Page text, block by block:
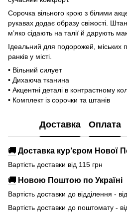
Сорочка вільного крою з білими
рукавах додає образу свіжості.
м’яко сідають на талії й дарують
Ідеальний для подорожей, міських
ранків у місті.
• Вільний силует
• Дихаюча тканина
• Акцентні деталі в контрастному
• Комплект із сорочки та штанів
Доставка Оплата
🚚 Доставка кур’єром Нової
Вартість доставки від 115 грн
🚚 Новою Поштою по Україні
Вартість доставки до відділення -
Вартість доставки до поштомату -